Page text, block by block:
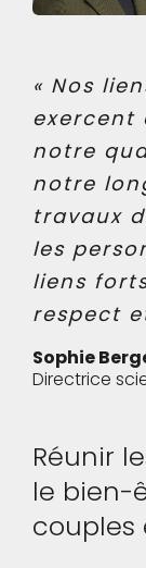
Réunir
le bien-
couples
« Nos
exercent
notre
notre
travaux
les
liens
respect
Sophie
Directrice